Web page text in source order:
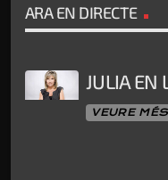
ARA EN DIRECTE
JULIA EN
VEURE MÉS